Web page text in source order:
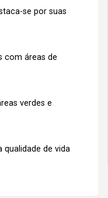
se por suas
com áreas de
verdes e
de vida